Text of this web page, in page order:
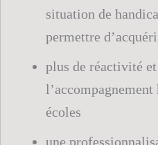
situation de
permettre
plus de réactivité
écoles
une